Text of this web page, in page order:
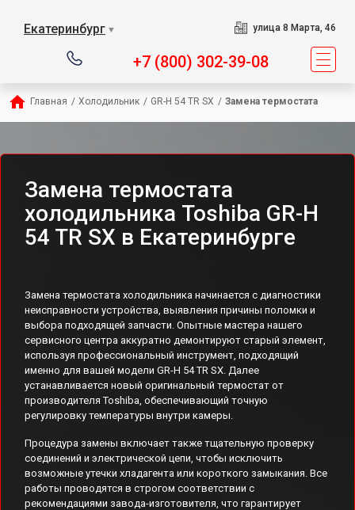
Екатеринбург ▼ улица 8 Марта, 46
+7 (800) 302-39-08
Главная / Холодильник / GR-H 54 TR SX / Замена термостата
Замена термостата
холодильника Toshiba GR-H
54 TR SX в Екатеринбурге
Замена термостата холодильника начинается с диагностики
неисправности устройства, выявления причины поломки и
выбора подходящей запчасти. Опытные мастера нашего
сервисного центра аккуратно демонтируют старый элемент,
используя профессиональный инструмент, подходящий
именно для вашей модели GR-H 54 TR SX. Далее
устанавливается новый оригинальный термостат от
производителя Toshiba, обеспечивающий точную
регулировку температуры внутри камеры.
Процедура замены включает также тщательную проверку
соединений и электрической цепи, чтобы исключить
возможные утечки хладагента или короткого замыкания. Все
работы проводятся в строгом соответствии с
рекомендациями завода-изготовителя, что гарантирует